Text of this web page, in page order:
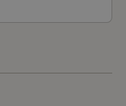
terras lopen de